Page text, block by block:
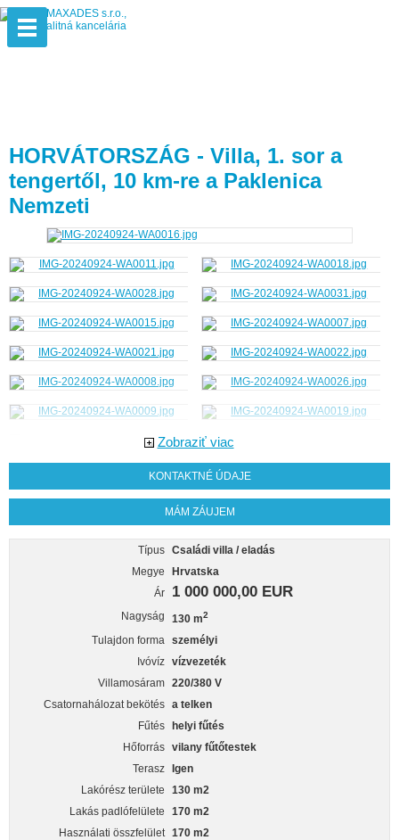
HORVÁTORSZÁG - Villa, 1. sor a
tengertől, 10 km-re a Paklenica
Nemzeti
Zobraziť viac
KONTAKTNÉ ÚDAJE
MÁM ZÁUJEM
Típus Családi villa / eladás
Megye
Hrvatska
Ár
1 000 000,00 EUR
Nagyság 130 m2
Tulajdon forma személyi
Ivóvíz vízvezeték
Villamosáram 220/380 V
Csatornahálozat bekötés a telken
Fűtés
helyi fűtés
Hőforrás vilany fűtőtestek
Terasz
Igen
Lakórész területe
130 m2
Lakás padlófelülete
170 m2
Használati összfelület 170 m2